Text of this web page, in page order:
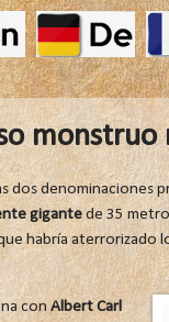
monstruo
dos denominaciones
gigantede 35
habría aterrorizado
conAlbert Carl